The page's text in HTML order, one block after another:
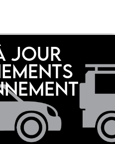
jour